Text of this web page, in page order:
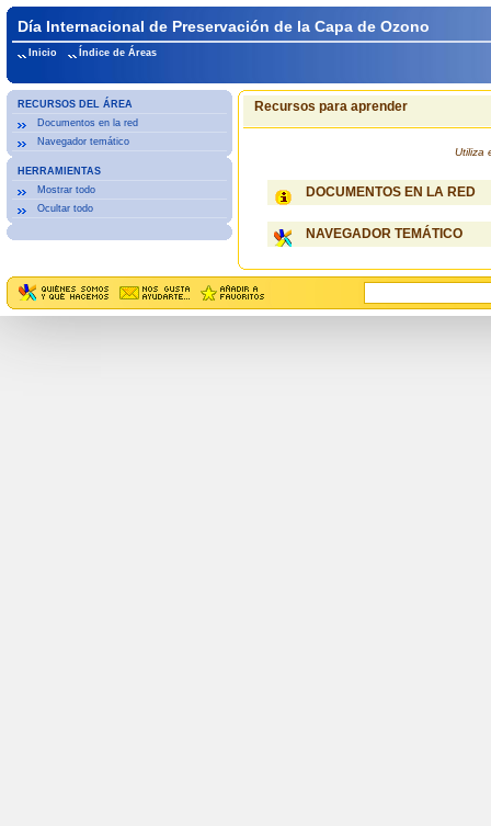
Día Internacional de Preservación de la Capa de Ozono
Inicio Índice de Áreas
RECURSOS DEL ÁREA
Documentos en la red
Navegador temático
HERRAMIENTAS
Mostrar todo
Ocultar todo
Recursos para aprender
Utiliza
DOCUMENTOS EN LA RED
NAVEGADOR TEMÁTICO